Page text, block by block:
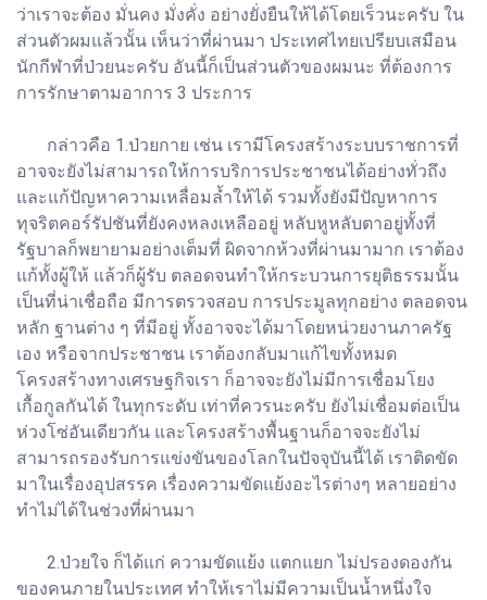
ว่าเราจะต้อง มั่นคง มั่งคั่ง อย่างยั่งยืนให้ได้โดยเร็วนะครับ ใน
ส่วนตัวผมแล้วนั้น เห็นว่าที่ผ่านมา ประเทศไทยเปรียบเสมือน
นักกีฬาที่ป่วยนะครับ อันนี้ก็เป็นส่วนตัวของผมนะ ที่ต้องการ
การรักษาตามอาการ 3 ประการ
กล่าวคือ 1.ป่วยกาย เช่น เรามีโครงสร้างระบบราชการที่
อาจจะยังไม่สามารถให้การบริการประชาชนได้อย่างทั่วถึง
และแก้ปัญหาความเหลื่อมล้ำให้ได้ รวมทั้งยังมีปัญหาการ
ทุจริตคอร์รัปชันที่ยังคงหลงเหลืออยู่ หลับหูหลับตาอยู่ทั้งที่
รัฐบาลก็พยายามอย่างเต็มที่ ผิดจากห้วงที่ผ่านมามาก เราต้อง
แก้ทั้งผู้ให้ แล้วก็ผู้รับ ตลอดจนทำให้กระบวนการยุติธรรมนั้น
เป็นที่น่าเชื่อถือ มีการตรวจสอบ การประมูลทุกอย่าง ตลอดจน
หลัก ฐานต่าง ๆ ที่มีอยู่ ทั้งอาจจะได้มาโดยหน่วยงานภาครัฐ
เอง หรือจากประชาชน เราต้องกลับมาแก้ไขทั้งหมด
โครงสร้างทางเศรษฐกิจเรา ก็อาจจะยังไม่มีการเชื่อมโยง
เกื้อกูลกันได้ ในทุกระดับ เท่าที่ควรนะครับ ยังไม่เชื่อมต่อเป็น
ห่วงโซ่อันเดียวกัน และโครงสร้างพื้นฐานก็อาจจะยังไม่
สามารถรองรับการแข่งขันของโลกในปัจจุบันนี้ได้ เราติดขัด
มาในเรื่องอุปสรรค เรื่องความขัดแย้งอะไรต่างๆ หลายอย่าง
ทำไม่ได้ในช่วงที่ผ่านมา
2.ป่วยใจ ก็ได้แก่ ความขัดแย้ง แตกแยก ไม่ปรองดองกัน
ของคนภายในประเทศ ทำให้เราไม่มีความเป็นน้ำหนึ่งใจ